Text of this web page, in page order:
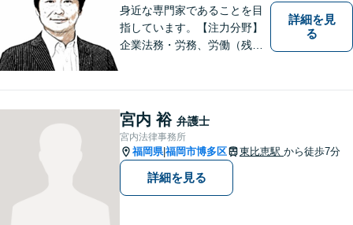
身近な専門家であることを目
指しています。【注力分野】
企業法務・労務、労働（残
詳細を見
る
宮内 裕 弁護士
宮内法律事務所
福岡県|福岡市博多区 東比恵駅 から徒歩7分
詳細を見る